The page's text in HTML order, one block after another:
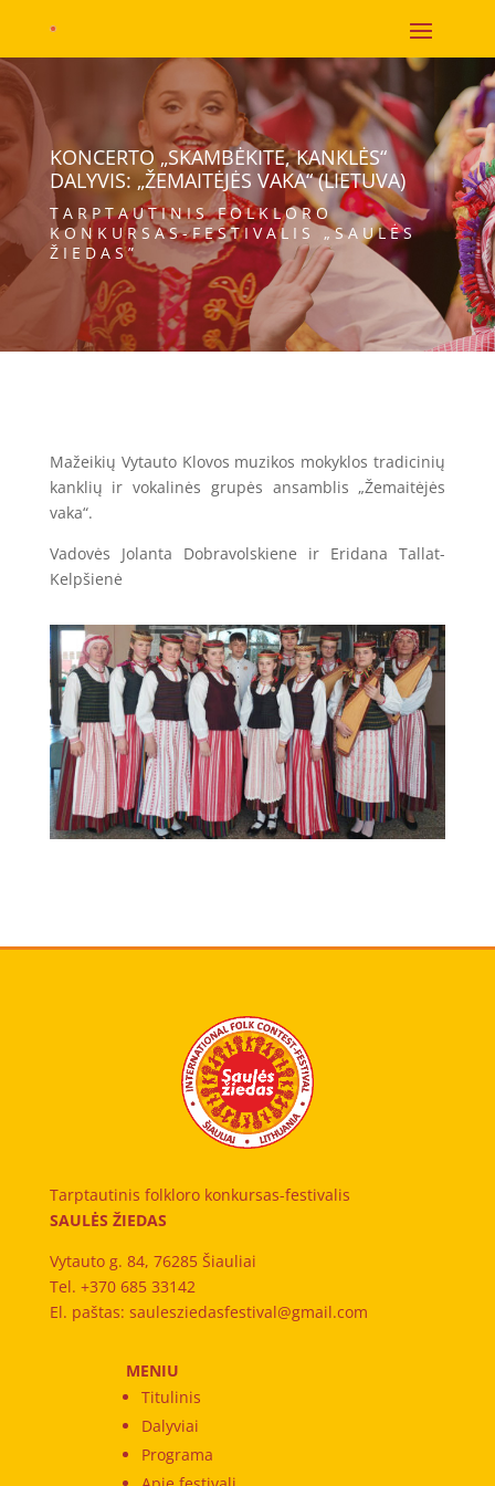
KONCERTO „SKAMBĖKITE, KANKLĖS“
DALYVIS: „ŽEMAITĖJĖS VAKA“ (LIETUVA)
TARPTAUTINIS FOLKLORO
KONKURSAS-FESTIVALIS „SAULĖS
ŽIEDAS”
Mažeikių Vytauto Klovos muzikos mokyklos tradicinių
kanklių ir vokalinės grupės ansamblis „Žemaitėjės
vaka“.
Vadovės Jolanta Dobravolskiene ir Eridana Tallat-
Kelpšienė
Tarptautinis folkloro konkursas-festivalis
SAULĖS ŽIEDAS
Vytauto g. 84, 76285 Šiauliai
Tel. +370 685 33142
El. paštas: saulesziedasfestival@gmail.com
MENIU
Titulinis
Dalyviai
Programa